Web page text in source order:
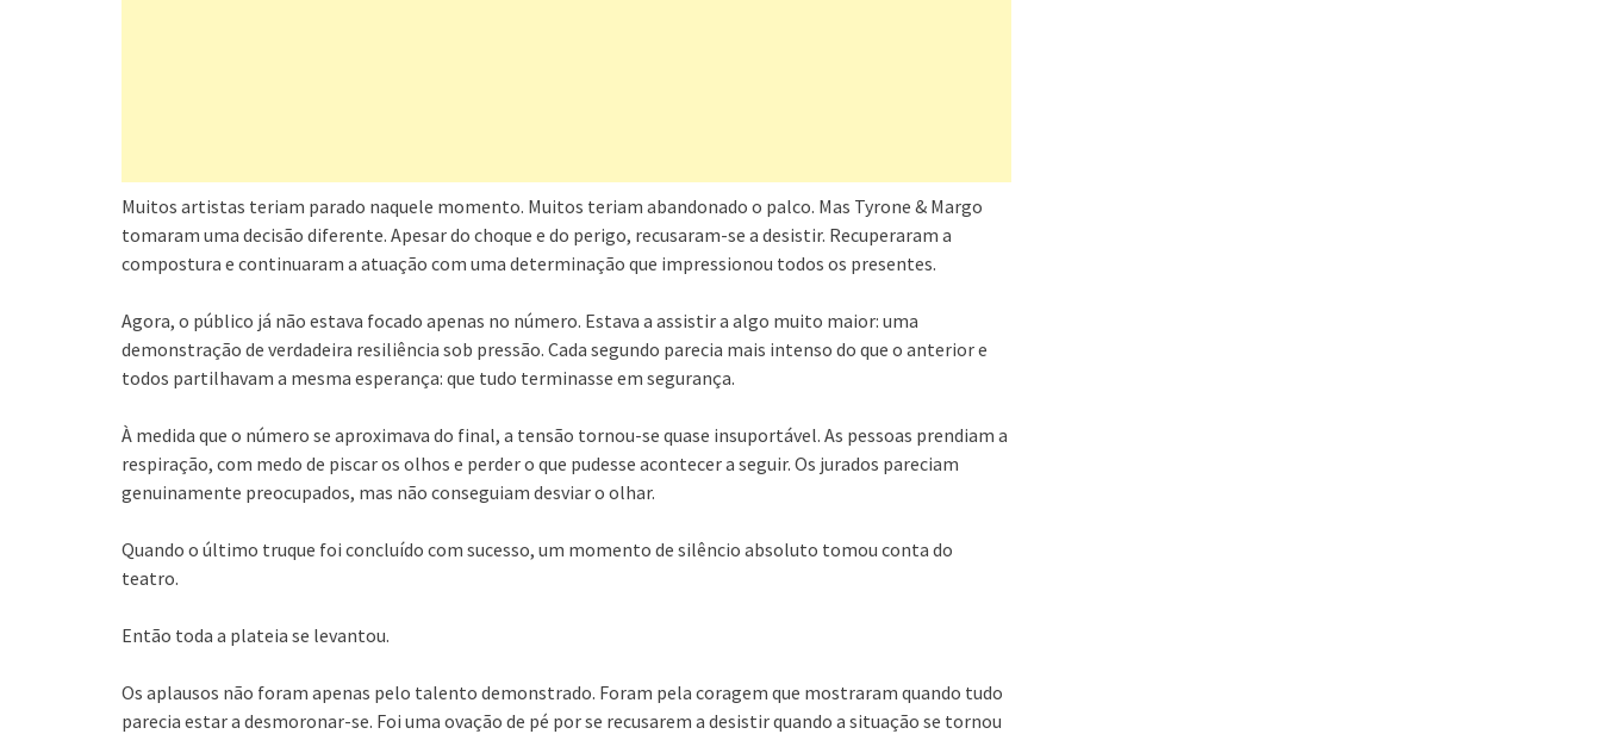
Muitos artistas teriam parado naquele momento. Muitos teriam abandonado o palco. Mas Tyrone & Margo
tomaram uma decisão diferente. Apesar do choque e do perigo, recusaram-se a desistir. Recuperaram a
compostura e continuaram a atuação com uma determinação que impressionou todos os presentes.
Agora, o público já não estava focado apenas no número. Estava a assistir a algo muito maior: uma
demonstração de verdadeira resiliência sob pressão. Cada segundo parecia mais intenso do que o anterior e
todos partilhavam a mesma esperança: que tudo terminasse em segurança.
À medida que o número se aproximava do final, a tensão tornou-se quase insuportável. As pessoas prendiam a
respiração, com medo de piscar os olhos e perder o que pudesse acontecer a seguir. Os jurados pareciam
genuinamente preocupados, mas não conseguiam desviar o olhar.
Quando o último truque foi concluído com sucesso, um momento de silêncio absoluto tomou conta do
teatro.
Então toda a plateia se levantou.
Os aplausos não foram apenas pelo talento demonstrado. Foram pela coragem que mostraram quando tudo
parecia estar a desmoronar-se. Foi uma ovação de pé por se recusarem a desistir quando a situação se tornou